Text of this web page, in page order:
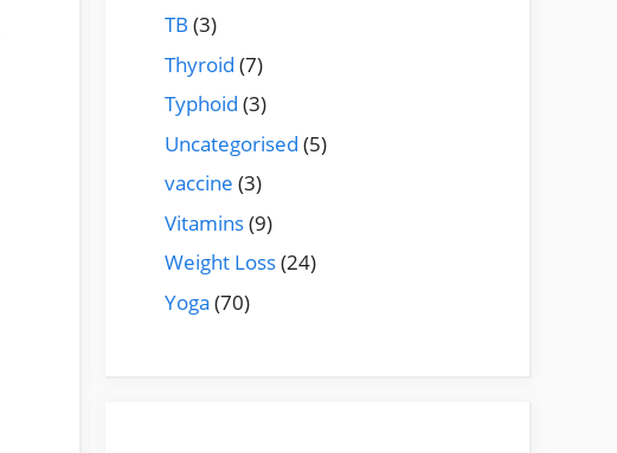
TB (3)
Thyroid (7)
Typhoid (3)
Uncategorised (5)
vaccine (3)
Vitamins(9)
Weight Loss(24)
Yoga (70)